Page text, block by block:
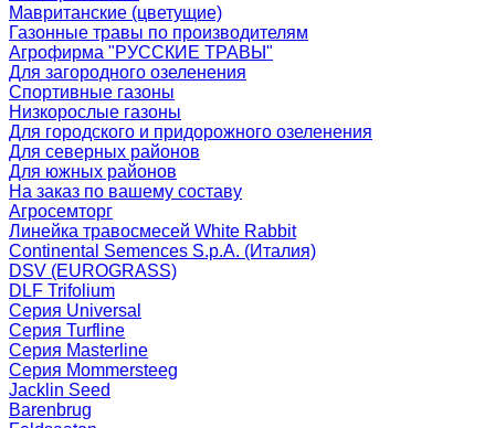
Мавританские (цветущие)
Газонные травы по производителям
Агрофирма "РУССКИЕ ТРАВЫ"
Для загородного озеленения
Спортивные газоны
Низкорослые газоны
Для городского и придорожного озеленения
Для северных районов
Для южных районов
На заказ по вашему составу
Агросемторг
Линейка травосмесей White Rabbit
Continental Semences S.p.A. (Италия)
DSV (EUROGRASS)
DLF Trifolium
Серия Universal
Серия Turfline
Серия Masterline
Серия Mommersteeg
Jacklin Seed
Barenbrug